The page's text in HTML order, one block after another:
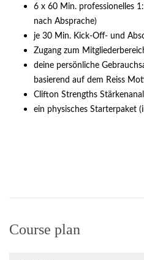
6 x 60 Min. professionelles
nach Absprache)
je 30 Min. Kick-Off- und
Zugang zum
deine persönliche
basierend auf dem Reiss
Clifton Strengths
ein physisches Starterpaket
Course plan